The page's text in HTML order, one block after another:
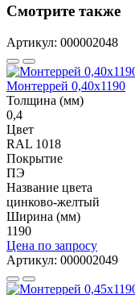
Смотрите также
Артикул: 000002048
Монтеррей 0,40х1190
Толщина (мм)
0,4
Цвет
RAL 1018
Покрытие
ПЭ
Название цвета
цинково-желтый
Ширина (мм)
1190
Цена по запросу
Артикул: 000002049